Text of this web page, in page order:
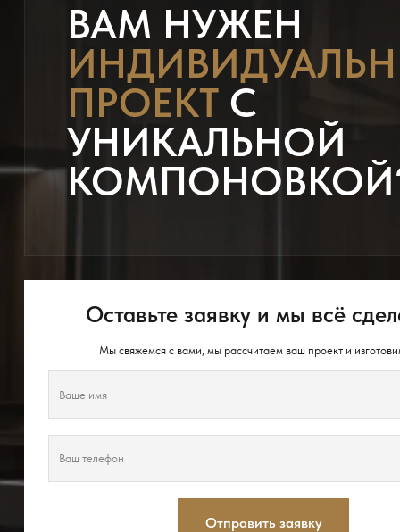
ВАМ НУЖЕН
ПРОЕКТС
УНИКАЛЬНОЙ
Оставьте заявку и мы всё
Мы свяжемся с вами, мы рассчитаем ваш проект и
Отправить заявку